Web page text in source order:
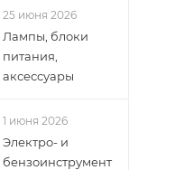
25 июня 2026
Лампы, блоки
питания,
аксессуары
1 июня 2026
Электро- и
бензоинструмент